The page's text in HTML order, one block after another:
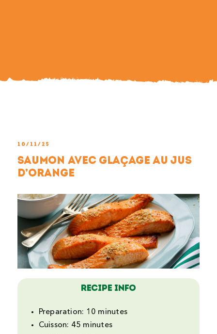
10/11/25
Saumon avec glaçage au jus
d’orange
Recipe Info
Preparation: 10 minutes
Cuisson: 45 minutes